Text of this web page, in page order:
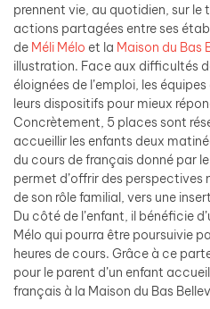
prennent vie, au quotidien, sur
actions partagées entre ses
de Méli Mélo et la Maison du Bas
illustration. Face aux difficultés
éloignées de l’emploi, les
leurs dispositifs pour mieux
Concrètement, 5 places sont
accueillir les enfants deux
du cours de français donné par
permet d’offrir des perspectives
de son rôle familial, vers une
Du côté de l’enfant, il bénéficie
Mélo qui pourra être poursuivie
heures de cours. Grâce à ce
pour le parent d’un enfant
français à la Maison du Bas